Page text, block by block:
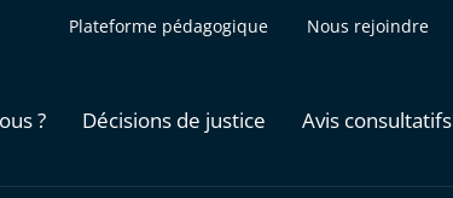
Plateforme pédagogique Nous rejoindre
? Décisions de justice Avis consultatifs